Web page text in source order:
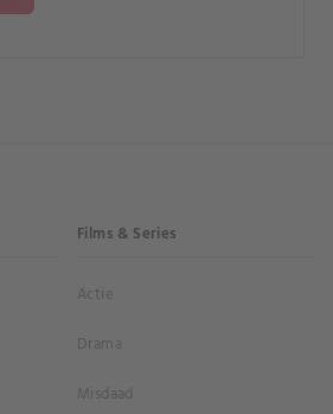
Films & Series
Actie
Drama
Misdaad